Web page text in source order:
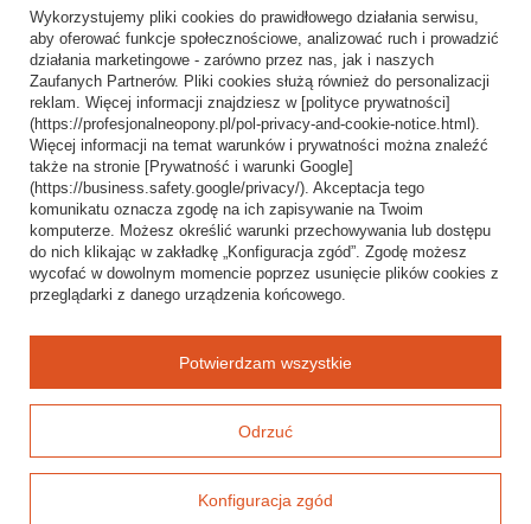
Wysyłka
Sposoby płatności i prowizje
Regulamin
Polityka prywatności
Odstąpienie od umowy
Popularne kategorie
Opony bezdętkowe
Opony dętkowe
Baza wiedzy i mapa oferty
Wykorzystujemy pliki cookies do prawidłowego działania serwisu,
aby oferować funkcje społecznościowe, analizować ruch i prowadzić
działania marketingowe - zarówno przez nas, jak i naszych
Zaufanych Partnerów. Pliki cookies służą również do personalizacji
reklam. Więcej informacji znajdziesz w [polityce prywatności]
(https://profesjonalneopony.pl/pol-privacy-and-cookie-notice.html).
Więcej informacji na temat warunków i prywatności można znaleźć
także na stronie [Prywatność i warunki Google]
(https://business.safety.google/privacy/). Akceptacja tego
komunikatu oznacza zgodę na ich zapisywanie na Twoim
komputerze. Możesz określić warunki przechowywania lub dostępu
do nich klikając w zakładkę „Konfiguracja zgód”. Zgodę możesz
wycofać w dowolnym momencie poprzez usunięcie plików cookies z
przeglądarki z danego urządzenia końcowego.
Odrzuć
Konfiguracja zgód
Potwierdzam wszystkie